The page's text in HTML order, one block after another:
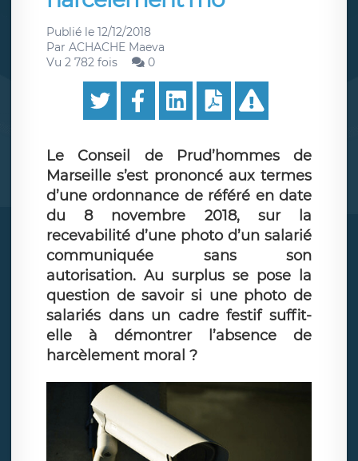
Publié le 12/12/2018
Par ACHACHE Maeva
Vu 2 782 fois
0
Le Conseil de Prud’hommes de
Marseille s’est prononcé aux termes
d’une ordonnance de référé en date
du 8 novembre 2018, sur la
recevabilité d’une photo d’un salarié
communiquée sans son
autorisation. Au surplus se pose la
question de savoir si une photo de
salariés dans un cadre festif suffit-
elle à démontrer l’absence de
harcèlement moral ?